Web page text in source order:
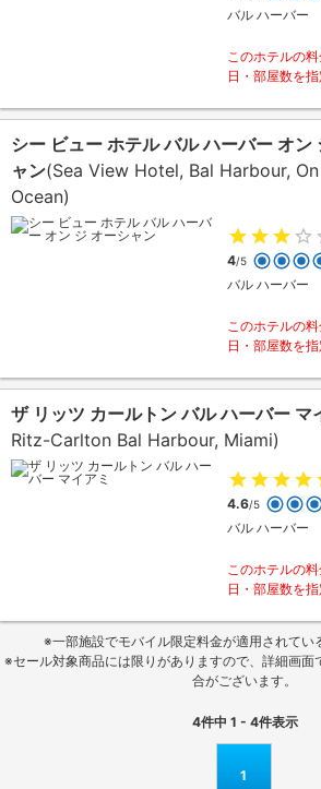
バル ハーバー
このホテルの
日・部屋数を
シー ビュー ホテル バル ハーバー オン
ャン(Sea View Hotel, Bal Harbour,
Ocean)
4/5
バル ハーバー
このホテルの
日・部屋数を
ザ リッツ カールトン バル ハーバー マ
Ritz-Carlton Bal Harbour, Miami)
4.6/5
バル ハーバー
このホテルの
日・部屋数を
※一部施設でモバイル限定料金が適用されてい
※セール対象商品には限りがありますので、詳細画面
合がございます。
4件中 1 - 4件表示
1